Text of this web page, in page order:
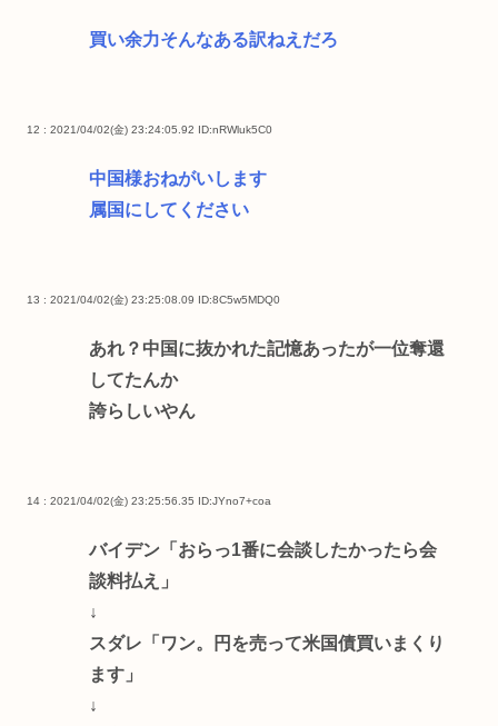
買い余力そんなある訳ねえだろ
12 : 2021/04/02(金) 23:24:05.92 ID:nRWluk5C0
中国様おねがいします
属国にしてください
13 : 2021/04/02(金) 23:25:08.09 ID:8C5w5MDQ0
あれ？中国に抜かれた記憶あったが一位奪還
してたんか
誇らしいやん
14 : 2021/04/02(金) 23:25:56.35 ID:JYno7+coa
バイデン「おらっ1番に会談したかったら会
談料払え」
↓
スダレ「ワン。円を売って米国債買いまくり
ます」
↓